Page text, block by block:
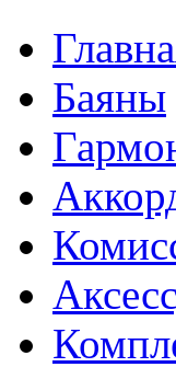
Баяны